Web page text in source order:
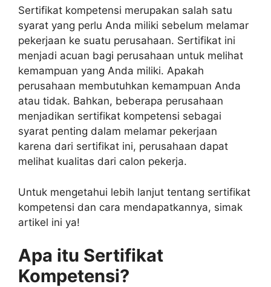
Sertifikat kompetensi merupakan salah satu
syarat yang perlu Anda miliki sebelum melamar
pekerjaan ke suatu perusahaan. Sertifikat ini
menjadi acuan bagi perusahaan untuk melihat
kemampuan yang Anda miliki. Apakah
perusahaan membutuhkan kemampuan Anda
atau tidak. Bahkan, beberapa perusahaan
menjadikan sertifikat kompetensi sebagai
syarat penting dalam melamar pekerjaan
karena dari sertifikat ini, perusahaan dapat
melihat kualitas dari calon pekerja.
Untuk mengetahui lebih lanjut tentang sertifikat
kompetensi dan cara mendapatkannya, simak
artikel ini ya!
Apa itu Sertifikat
Kompetensi?